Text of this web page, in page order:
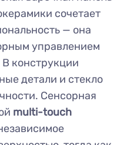
сочетает
— она
управлением
конструкции
детали и стекло
Сенсорная
multi-touch